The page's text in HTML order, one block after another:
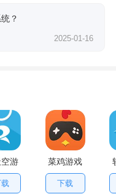
？
2025-01-16
游
全
菜鸡游戏
不用排队
版
下载